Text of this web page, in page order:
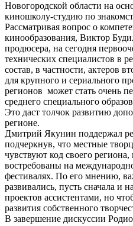
Новогородской области на
киношколу-студию по
Рассматривая вопрос о
кинообразования, Виктор
продюсера, на сегодня
технических специалистов в
состав, в частности, актеров
для крупного и сериального
регионов может стать очень
среднего специального
Это даст толчок развитию
регионе.
Дмитрий Якунин поддержал
подчеркнув, что местные
чувствуют код своего
востребованы на
фестивалях. По его мнению,
развивались, пусть сначала и
проектов ассистентами, но
развития собственного
В завершение дискуссии